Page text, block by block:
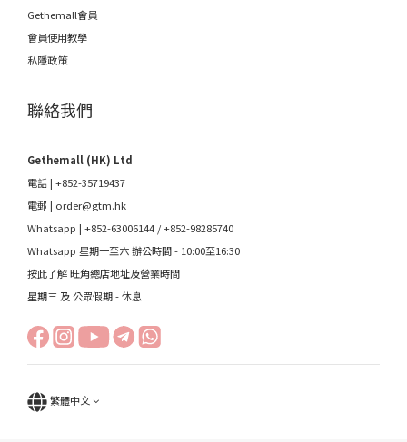
Gethemall會員
會員使用教學
私隱政策
聯絡我們
Gethemall (HK) Ltd
電話 | +852-35719437
電郵 | order@gtm.hk
Whatsapp | +852-63006144 /+852-98285740
Whatsapp 星期一至六 辦公時間 - 10:00至16:30
按此了解 旺角總店地址及營業時間
星期三 及 公眾假期 - 休息
繁體中文